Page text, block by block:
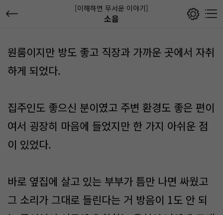
[이해하면 무서운 이야기]
소음
원룸이지만 방도 좋고 직장과 가까운 곳에서 자취
하게 되었다.
집주인도 좋으신 분이였고 주변 환경도 좋은 편이
여서 굉장히 마음에 들었지만 한 가지 아쉬운 점
이 있었다.
바로 옆집에 살고 있는 부부가 틈만 나면 싸웠고
그 소리가 그대로 들린다는 거 방음이 1도 안 되